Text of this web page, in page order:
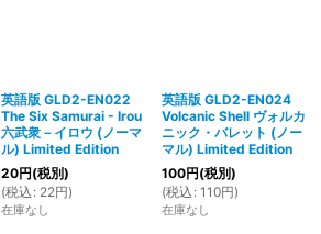
英語版 GLD2-EN022
The Six Samurai - Irou
六武衆－イロウ (ノーマ
ル) Limited Edition
20円(税別)
(税込 : 22円)
在庫なし
英語版 GLD2-EN024
Volcanic Shell ヴォルカ
ニック・バレット (ノー
マル) Limited Edition
100円(税別)
(税込 : 110円)
在庫なし